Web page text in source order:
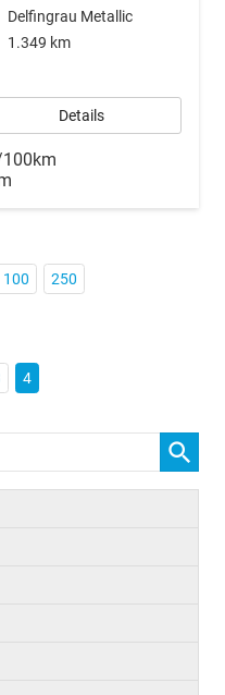
Delfingrau Metallic
1.349 km
Details
100 250
4